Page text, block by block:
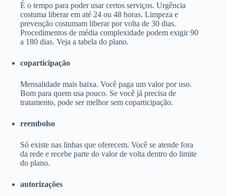
É o tempo para poder usar certos serviços. Urgência
costuma liberar em até 24 ou 48 horas. Limpeza e
prevenção costumam liberar por volta de 30 dias.
Procedimentos de média complexidade podem exigir 90
a 180 dias. Veja a tabela do plano.
coparticipação
Mensalidade mais baixa. Você paga um valor por uso.
Bom para quem usa pouco. Se você já precisa de
tratamento, pode ser melhor sem coparticipação.
reembolso
Só existe nas linhas que oferecem. Você se atende fora
da rede e recebe parte do valor de volta dentro do limite
do plano.
autorizações